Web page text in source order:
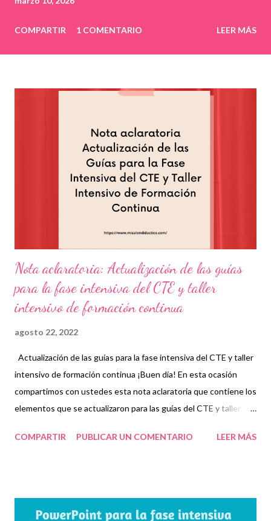
COMPARTIR 1 COMENTARIO LEER MÁS
Nota aclaratoria: Actualización de las guías
para la fase intensiva del CTE y taller
intensivo de formación continua
agosto 22, 2022
Actualización de las guías para la fase intensiva del CTE y taller
intensivo de formación continua ¡Buen día! En esta ocasión
compartimos con ustedes esta nota aclaratoria que contiene los
elementos que se actualizaron para las guías del CTE y taller
sustantivos y las páginas correspondientes para cada una en
formación continua ¡Gracias por tu visita! 😉 Publicamos
COMPARTIR PUBLICAR UN COMENTARIO LEER MÁS